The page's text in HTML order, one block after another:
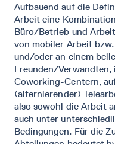
Aufbauend auf die
Arbeit eine
Büro/Betrieb und
von mobiler Arbeit
und/oder an einem
Freunden/
Coworking-Centern,
(alternierender)
also sowohl die Arbeit
auch unter
Bedingungen. Für die